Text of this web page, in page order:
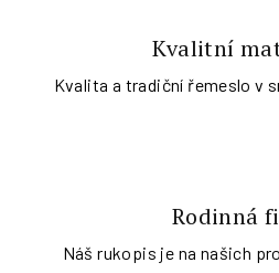
Kvalitní
Kvalita a tradiční řemeslo v
Rodinná
Náš rukopis je na našich